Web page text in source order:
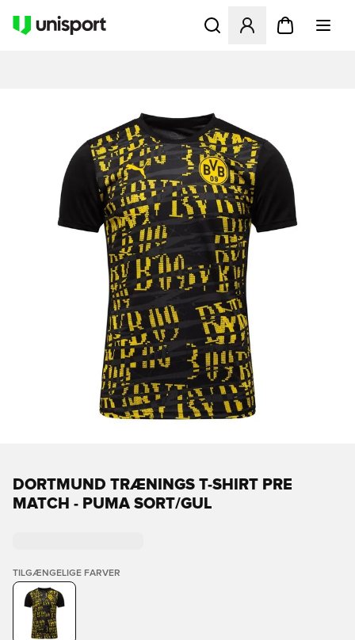
Åbner en Modal til at
DORTMUND TRÆNINGS T-SHIRT PRE
MATCH - PUMA SORT/GUL
TILGÆNGELIGE FARVER